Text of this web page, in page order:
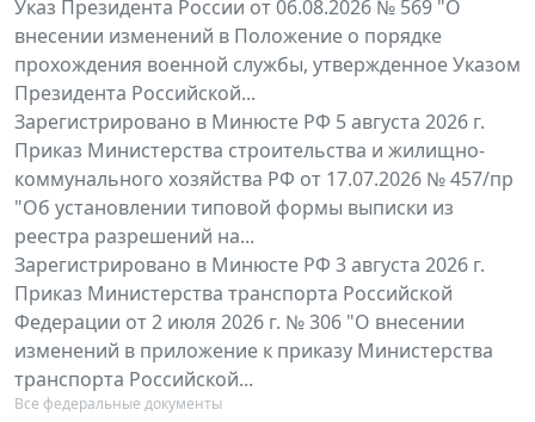
Указ Президента России от 06.08.2026 № 569 "О
внесении изменений в Положение о порядке
прохождения военной службы, утвержденное Указом
Президента Российской...
Зарегистрировано в Минюсте РФ 5 августа 2026 г.
Приказ Министерства строительства и жилищно-
коммунального хозяйства РФ от 17.07.2026 № 457/пр
"Об установлении типовой формы выписки из
реестра разрешений на...
Зарегистрировано в Минюсте РФ 3 августа 2026 г.
Приказ Министерства транспорта Российской
Федерации от 2 июля 2026 г. № 306 "О внесении
изменений в приложение к приказу Министерства
транспорта Российской...
Все федеральные документы